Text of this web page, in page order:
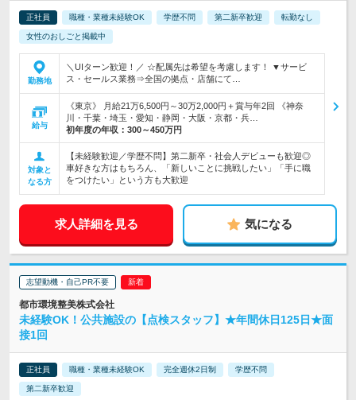
正社員 職種・業種未経験OK 学歴不問 第二新卒歓迎 転勤なし
女性のおしごと掲載中
勤務地
＼UIターン歓迎！／ ☆配属先は希望を考慮します！ ▼サービ
ス・セールス業務⇒全国の拠点・店舗にて…
給与
《東京》 月給21万6,500円～30万2,000円＋賞与年2回 《神奈
川・千葉・埼玉・愛知・静岡・大阪・京都・兵…
初年度の年収： 300～450万円
対象と
なる方
【未経験歓迎／学歴不問】第二新卒・社会人デビューも歓迎◎
車好きな方はもちろん、「新しいことに挑戦したい」「手に職
をつけたい」という方も大歓迎
求人詳細を見る 気になる
志望動機・自己PR不要
都市環境整美株式会社
未経験OK！公共施設の【点検スタッフ】★年間休日125日★面
接1回
正社員 職種・業種未経験OK 完全週休2日制 学歴不問
第二新卒歓迎